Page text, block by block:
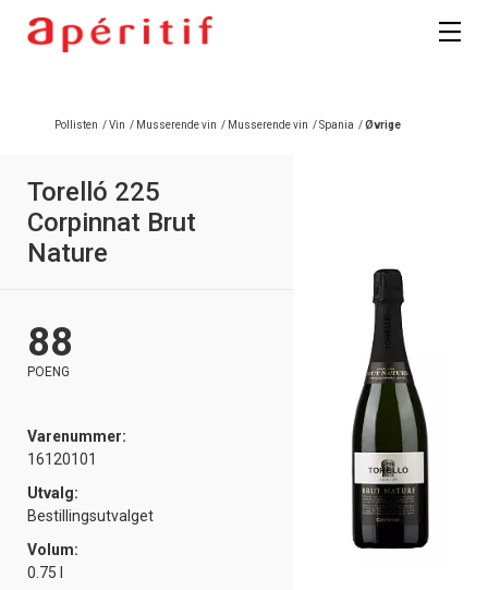
Pollisten /Vin / Musserende vin / Musserende vin /Spania /Øvrige
Torelló 225
Corpinnat Brut
Nature
88
POENG
Varenummer:
16120101
Utvalg:
Bestillingsutvalget
Volum:
0.75 l